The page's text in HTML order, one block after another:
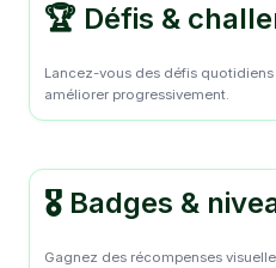
🏆 Défis &
Lancez-vous des défis
améliorer progressivement.
🎖️ Badges &
Gagnez des récompenses